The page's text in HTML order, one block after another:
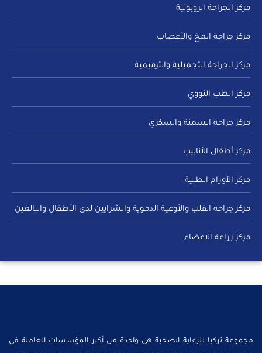
مركز الجراحة الروبوتية
مركز جراحة المخ والأعصاب
مركز الجراحة التجميلية والترميمية
مركز الطب النووي
مركز جراحة السمنة والسكري
مركز أطفال الأنابيب
مركز الأورام الطبية
مركز جراحة القلب والأوعية الدموية والشرايين لدى الأطفال والبالغين
مركز زراعة الاعضاء
مجموعة تركيا للرعاية الصحية هي واحدة من أكبر المؤسسات العاملة في